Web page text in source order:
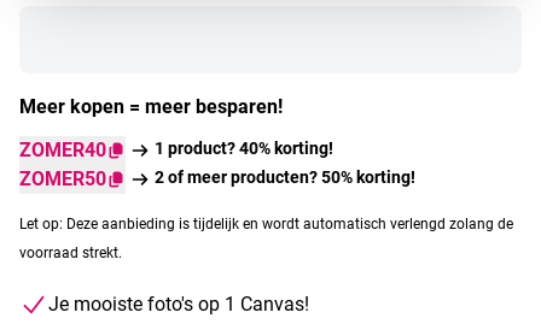
Meer kopen = meer besparen!
ZOMER40
1 product? 40% korting!
ZOMER50 2 of meer producten? 50% korting!
Let op: Deze aanbieding is tijdelijk en wordt automatisch verlengd zolang de
voorraad strekt.
Je mooiste foto's op 1 Canvas!